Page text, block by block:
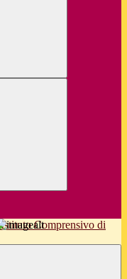
Istituto Comprensivo di